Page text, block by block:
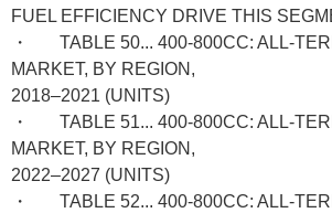
FUEL EFFICIENCY DRIVE THIS
・ TABLE 50... 400-800CC: ALL-
MARKET, BY REGION,
2018–2021 (UNITS)
・ TABLE 51... 400-800CC: ALL-
MARKET, BY REGION,
2022–2027 (UNITS)
・ TABLE 52... 400-800CC: ALL-